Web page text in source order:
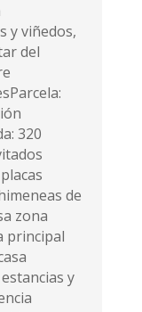
y viñedos,
del
320
de
zona
principal
y